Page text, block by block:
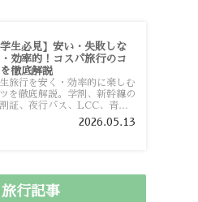
学生必見】安い・失敗しな
効率的！コスパ旅行のコ
徹底解説
旅行を安く・効率的に楽しむ
を徹底解説。学割、新幹線の
証、夜行バス、LCC、青春
きっぷ、レンタカー割り勘な
学生向けの節約旅行術を詳し
2026.05.13
行記事